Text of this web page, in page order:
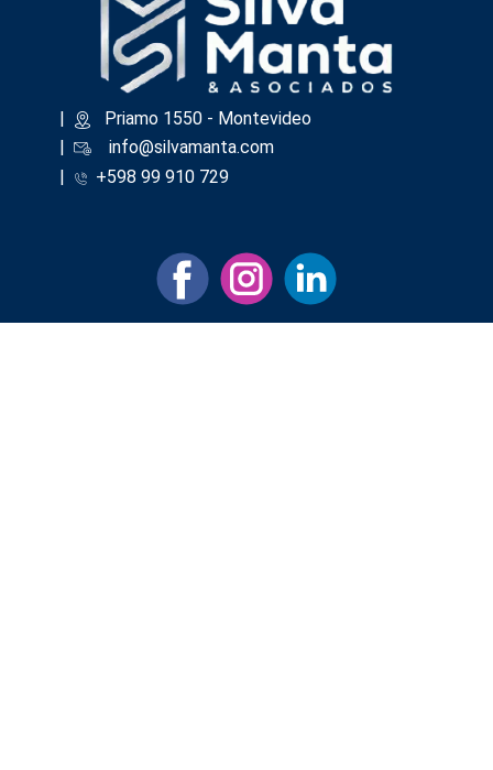
|
​Priamo 1550 - Montevideo
info@silvamanta.com
|
+598 99 910 729